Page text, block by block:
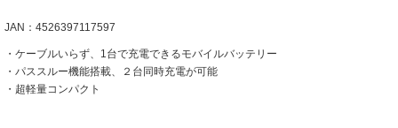
JAN：4526397117597
・ケーブルいらず、1台で充電できるモバイルバッテリー
・パススルー機能搭載、２台同時充電が可能
・超軽量コンパクト